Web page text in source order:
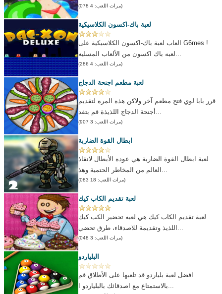
(مرات اللعب: 4 078)
لعبة باك-اكسون الكلاسيكية
العاب لعبة باك-اكسون الكلاسيكية على G6mes !
(مرات اللعب: 4 286)
لعبة مطعم اجنحة الدجاج
قرر بابا لوي فتح مطعم آخر ولاكن هذه المره لتقديم
(مرات اللعب: 3 907)
ابطال القوة الضاربة
لعبة ابطال القوة الضاربة هي عوده الأبطال لانقاذ
(مرات اللعب: 18 083)
لعبة تقديم الكاب كيك
لعبة تقديم الكاب كيك هي لعبه تحضير الكب كيك
(مرات اللعب: 3 048)
البلياردو
افضل لعبة بلياردو قد تلعبها على الأطلاق قم